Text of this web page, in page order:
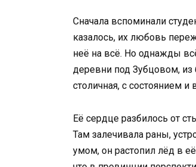
Сначала вспоминали
казалось, их любовь
неё на всё. Но однажды
деревни под Зубцовом, из
столичная, с состоянием
Её сердце разбилось от
Там залечивала раны,
умом, он растопил лёд в